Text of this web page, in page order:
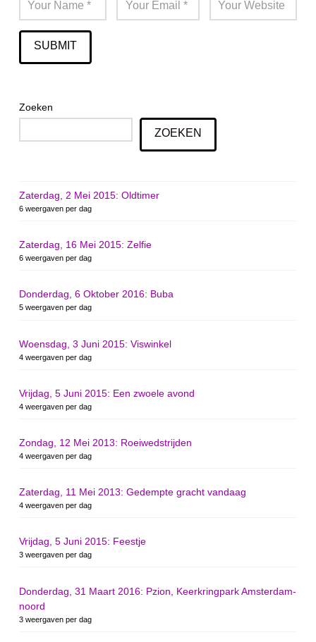
Zoeken
ZOEKEN
Zaterdag, 2 Mei 2015: Oldtimer
6 weergaven per dag
Zaterdag, 16 Mei 2015: Zelfie
6 weergaven per dag
Donderdag, 6 Oktober 2016: Buba
5 weergaven per dag
Woensdag, 3 Juni 2015: Viswinkel
4 weergaven per dag
Vrijdag, 5 Juni 2015: Een zwoele avond
4 weergaven per dag
Zondag, 12 Mei 2013: Roeiwedstrijden
4 weergaven per dag
Zaterdag, 11 Mei 2013: Gedempte gracht vandaag
4 weergaven per dag
Vrijdag, 5 Juni 2015: Feestje
3 weergaven per dag
Donderdag, 31 Maart 2016: Pzion, Keerkringpark Amsterdam-
noord
3 weergaven per dag